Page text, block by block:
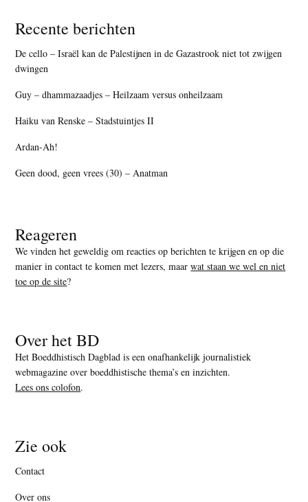
Recente berichten
De cello – Israël kan de Palestijnen in de Gazastrook niet tot zwijgen
dwingen
Guy – dhammazaadjes – Heilzaam versus onheilzaam
Haiku van Renske – Stadstuintjes II
Ardan-Ah!
Geen dood, geen vrees (30) – Anatman
Reageren
We vinden het geweldig om reacties op berichten te krijgen en op die
manier in contact te komen met lezers, maarwat staan we wel en niet
toe op de site?
Over het BD
Het Boeddhistisch Dagblad is een onafhankelijk journalistiek
webmagazine over boeddhistische thema’s en inzichten.
Lees ons colofon.
Zie ook
Contact
Over ons